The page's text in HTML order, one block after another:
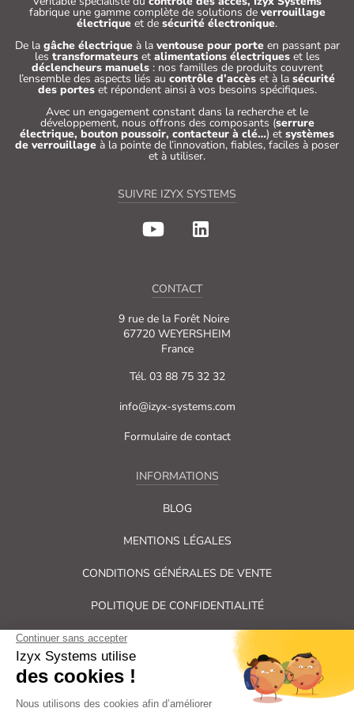
fabrique une gamme complète de solutions de verrouillage
électrique et de sécurité électronique.
De la gâche électriqueà la ventouse pour porteen passant par
les transformateurset alimentations électriqueset les
déclencheurs manuels: nos familles de produits couvrent
l’ensemble des aspects liés au contrôle d’accès et à la sécurité
des porteset répondent ainsi à vos besoins spécifiques.
Avec un engagement constant dans la recherche et le
développement, nous offrons des composants (serrure
électrique, bouton poussoir, contacteur à clé…) et systèmes
de verrouillage à la pointe de l’innovation, fiables, faciles à poser
et à utiliser.
SUIVRE IZYX SYSTEMS
CONTACT
9 rue de la Forêt Noire
67720 WEYERSHEIM
France
Tél. 03 88 75 32 32
info@izyx-systems.com
Formulaire de contact
INFORMATIONS
BLOG
MENTIONS LÉGALES
CONDITIONS GÉNÉRALES DE VENTE
POLITIQUE DE CONFIDENTIALITÉ